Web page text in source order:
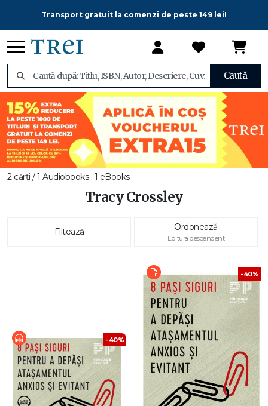
Transport gratuit la comenzi de peste 149 lei!
Caută
2 cărți / 1 Audiobooks · 1 eBooks
Tracy Crossley
Filtează Ordonează
Editura descendent
-40%
-40%